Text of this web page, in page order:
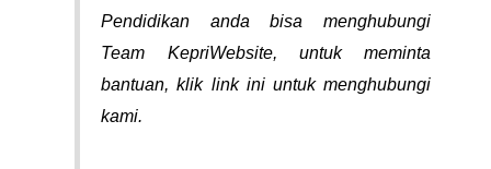
Pendidikan anda bisa menghubungi
Team KepriWebsite, untuk meminta
bantuan,klik link iniuntuk menghubungi
kami.